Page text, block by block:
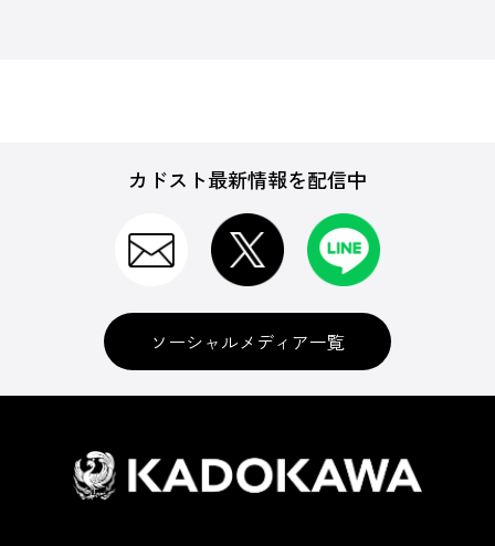
カドスト最新情報を配信中
ソーシャルメディア一覧